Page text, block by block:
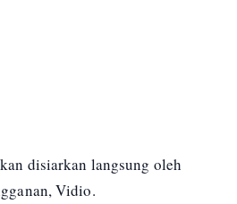
disiarkan langsung oleh
Vidio.